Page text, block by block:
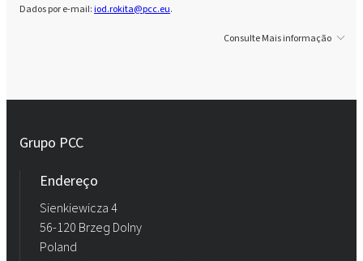
Dados por e-mail:iod.rokita@pcc.eu.
Consulte Mais informação
Grupo PCC
Endereço
Sienkiewicza 4
56-120 Brzeg Dolny
Poland